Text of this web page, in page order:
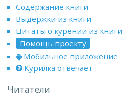
Содержание книги
Выдержки из книги
Цитаты о курении из книги
Помощь проекту
Мобильное приложение
Курилка отвечает
Читатели